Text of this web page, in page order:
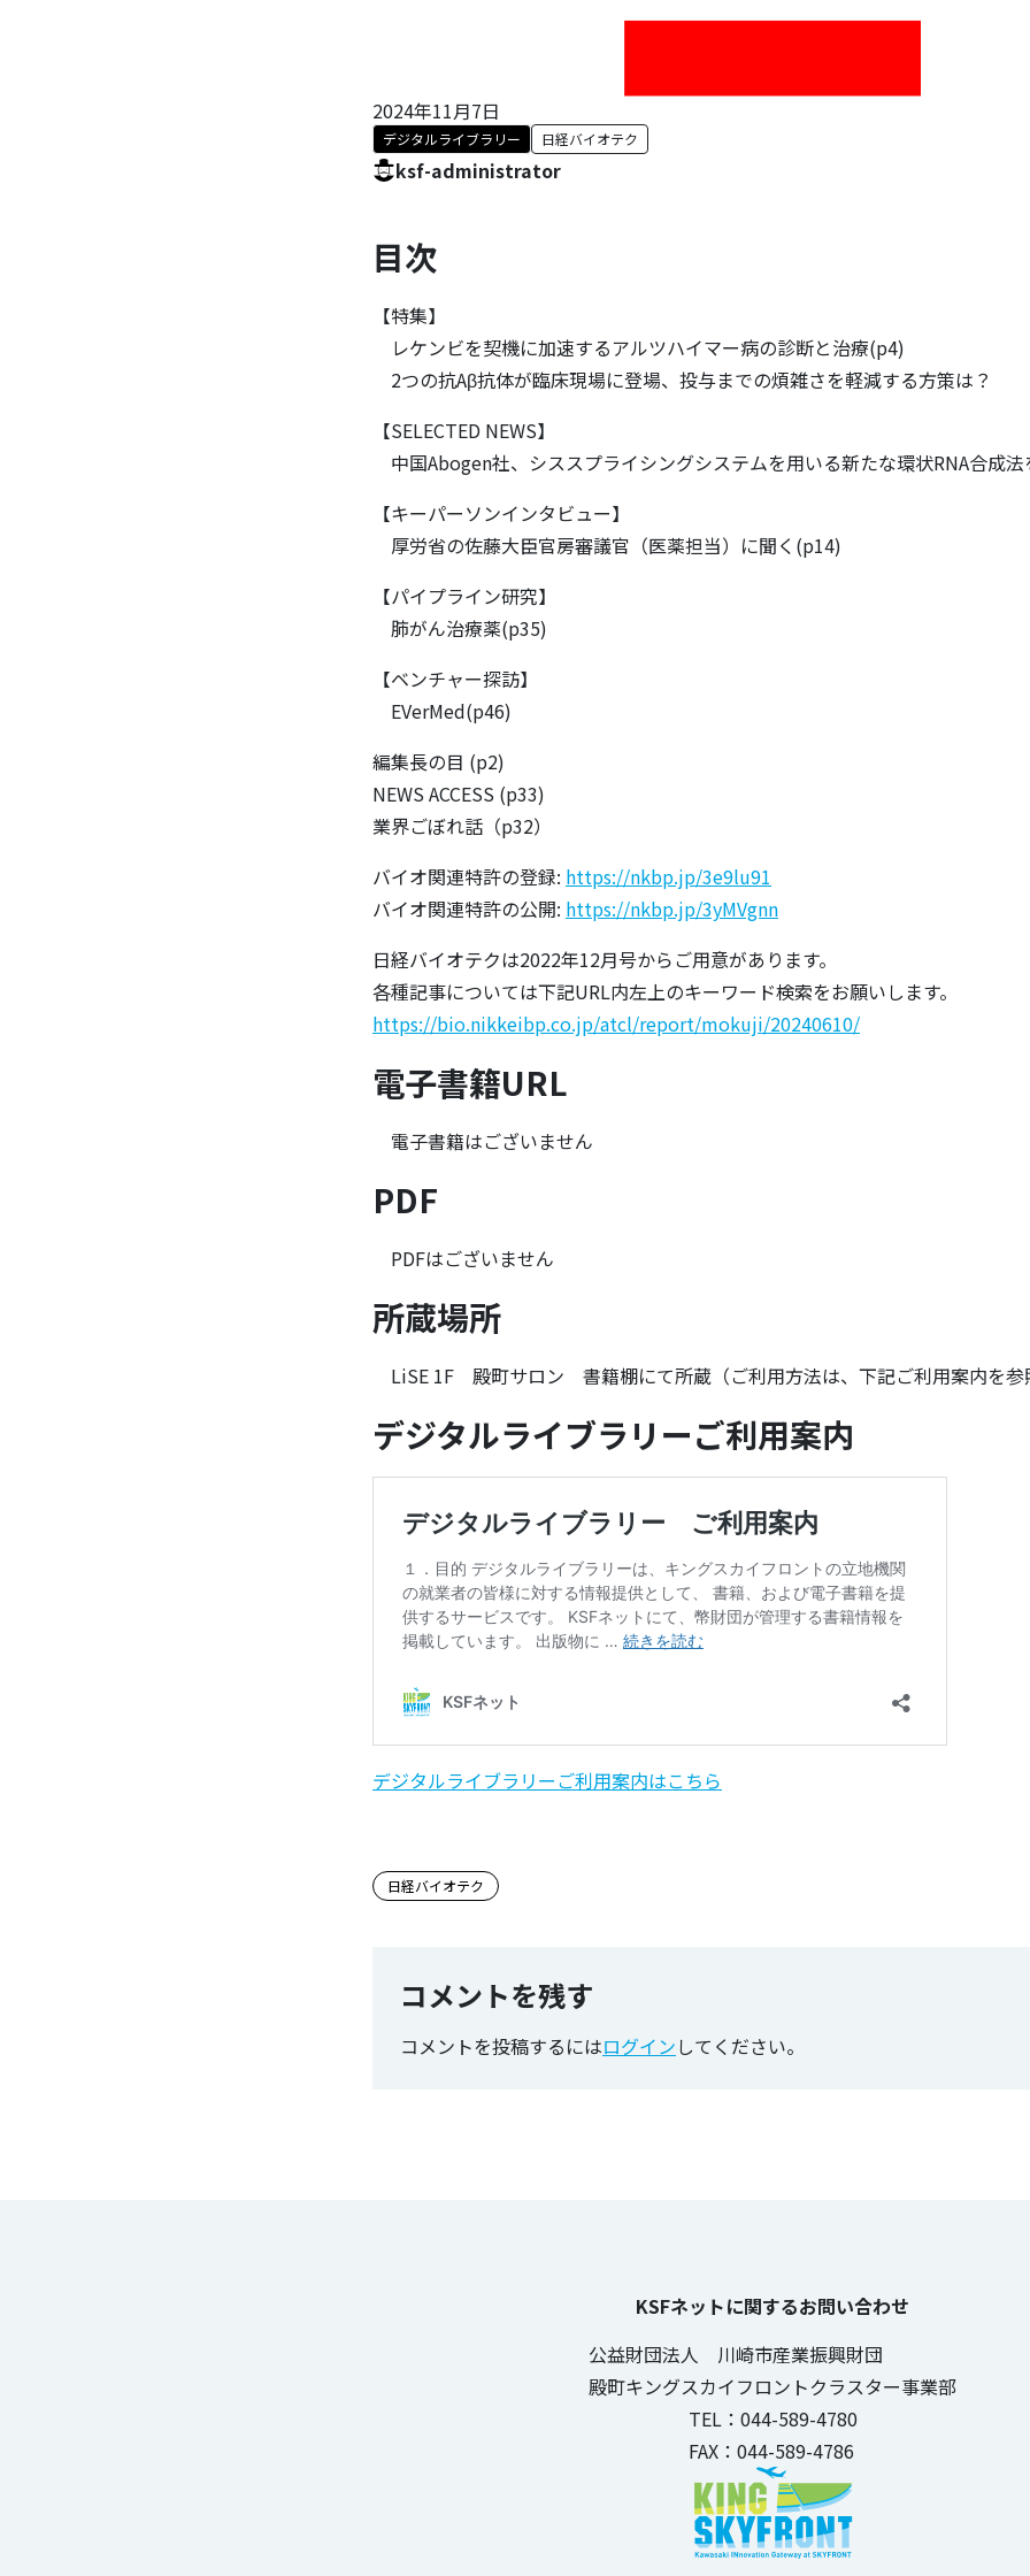
2024年11月7日
デジタルライブラリー 日経バイオテク
ksf-administrator
目次
【特集】
レケンビを契機に加速するアルツハイマー病の診断と治療(p4)
2つの抗Aβ抗体が臨床現場に登場、投与までの煩雑さを軽減する方策は？
【SELECTED NEWS】
中国Abogen社、シススプライシングシステムを用いる新たな環状RNA合成
【キーパーソンインタビュー】
厚労省の佐藤大臣官房審議官（医薬担当）に聞く(p14)
【パイプライン研究】
肺がん治療薬(p35)
【ベンチャー探訪】
EVerMed(p46)
編集長の目 (p2)
NEWS ACCESS (p33)
業界ごぼれ話（p32）
バイオ関連特許の登録: https://nkbp.jp/3e9lu91
バイオ関連特許の公開: https://nkbp.jp/3yMVgnn
日経バイオテクは2022年12月号からご用意があります。
各種記事については下記URL内左上のキーワード検索をお願いします。
https://bio.nikkeibp.co.jp/atcl/report/mokuji/20240610/
電子書籍URL
電子書籍はございません
PDF
PDFはございません
所蔵場所
LiSE 1F 殿町サロン 書籍棚にて所蔵（ご利用方法は、下記ご利用案内を参
デジタルライブラリーご利用案内
デジタルライブラリーご利用案内はこちら
この記事のタグ
日経バイオテク
コメントを残す
コメントを投稿するにはログインしてください。
KSFネットに関するお問い合わせ
公益財団法人 川崎市産業振興財団
殿町キングスカイフロントクラスター事業部
TEL：044-589-4780
FAX：044-589-4786